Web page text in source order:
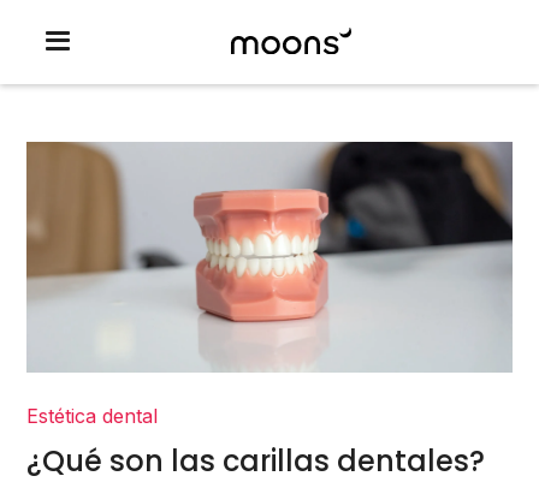
Estética dental
¿Qué son las carillas dentales?